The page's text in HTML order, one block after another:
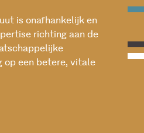
is onafhankelijk en
richting aan de
op een betere, vitale